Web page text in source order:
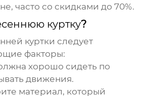
часто со скидками до 70%.
куртку?
куртки следует
факторы:
хорошо сидеть по
движения.
материал, который